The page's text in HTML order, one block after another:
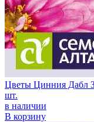
Цветы Цинния Дабл
шт.
в наличии
В корзину